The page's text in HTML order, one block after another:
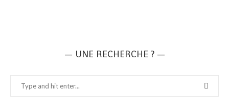
— UNE RECHERCHE ? —